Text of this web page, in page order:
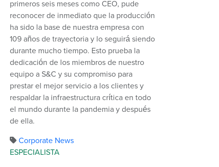
primeros seis meses como CEO, pude
reconocer de inmediato que la producción
ha sido la base de nuestra empresa con
109 años de trayectoria y lo seguirá siendo
durante mucho tiempo. Esto prueba la
dedicación de los miembros de nuestro
equipo a S&C y su compromiso para
prestar el mejor servicio a los clientes y
respaldar la infraestructura crítica en todo
el mundo durante la pandemia y después
de ella.
Corporate News
ESPECIALISTA